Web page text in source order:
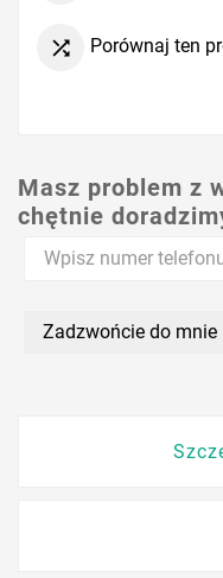
 Porównaj ten
Masz problem z
chętnie
Zadzwońcie do mnie